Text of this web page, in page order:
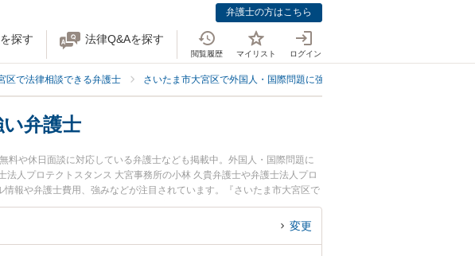
弁護士の方はこちら
探す 法律Q&Aを探す
閲覧履歴 マイリスト ログイン
区で法律相談できる弁護士 さいたま市大宮区で外国人・国際問題に強い弁護士
弁護士
や休日面談に対応している弁護士なども掲載中。外国人・国際問題に
人プロテクトスタンス 大宮事務所の小林 久貴弁護士や弁護士法人プロ
報や弁護士費用、強みなどが注目されています。『さいたま市大宮区で
外国人との交渉のトラブル解決の実績豊富な近くの弁護士を検索した
したい』などでお困りの相談者さんにおすすめです。
変更